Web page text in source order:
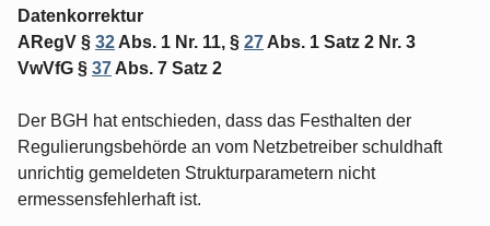
Datenkorrektur
ARegV § 32 Abs. 1 Nr. 11, § 27 Abs. 1 Satz 2 Nr. 3
VwVfG § 37 Abs. 7 Satz 2
Der BGH hat entschieden, dass das Festhalten der
Regulierungsbehörde an vom Netzbetreiber schuldhaft
unrichtig gemeldeten Strukturparametern nicht
ermessensfehlerhaft ist.